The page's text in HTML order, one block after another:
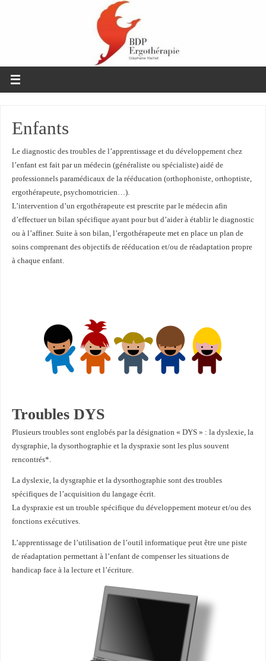
Enfants
Le diagnostic des troubles de l’apprentissage et du développement chez
l’enfant est fait par un médecin (généraliste ou spécialiste) aidé de
professionnels paramédicaux de la rééducation (orthophoniste, orthoptiste,
ergothérapeute, psychomotricien…).
L’intervention d’un ergothérapeute est prescrite par le médecin afin
d’effectuer un bilan spécifique ayant pour but d’aider à établir le diagnostic
ou à l’affiner. Suite à son bilan, l’ergothérapeute met en place un plan de
soins comprenant des objectifs de rééducation et/ou de réadaptation propre
à chaque enfant.
Troubles DYS
Plusieurs troubles sont englobés par la désignation « DYS » : la dyslexie, la
dysgraphie, la dysorthographie et la dyspraxie sont les plus souvent
rencontrés*.
La dyslexie, la dysgraphie et la dysorthographie sont des troubles
spécifiques de l’acquisition du langage écrit.
La dyspraxie est un trouble spécifique du développement moteur et/ou des
fonctions exécutives.
L’apprentissage de l’utilisation de l’outil informatique peut être une piste
de réadaptation permettant à l’enfant de compenser les situations de
handicap face à la lecture et l’écriture.